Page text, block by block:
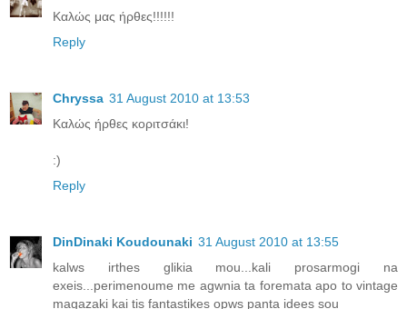
Καλώς μας ήρθες!!!!!!
Reply
Chryssa 31 August 2010 at 13:53
Καλώς ήρθες κοριτσάκι!
:)
Reply
DinDinaki Koudounaki 31 August 2010 at 13:55
kalws irthes glikia mou...kali prosarmogi na
exeis...perimenoume me agwnia ta foremata apo to vintage
magazaki kai tis fantastikes opws panta idees sou